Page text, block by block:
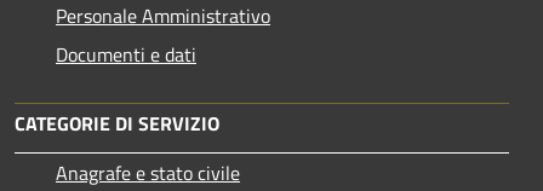
Personale Amministrativo
Documenti e dati
CATEGORIE DI SERVIZIO
Anagrafe e stato civile